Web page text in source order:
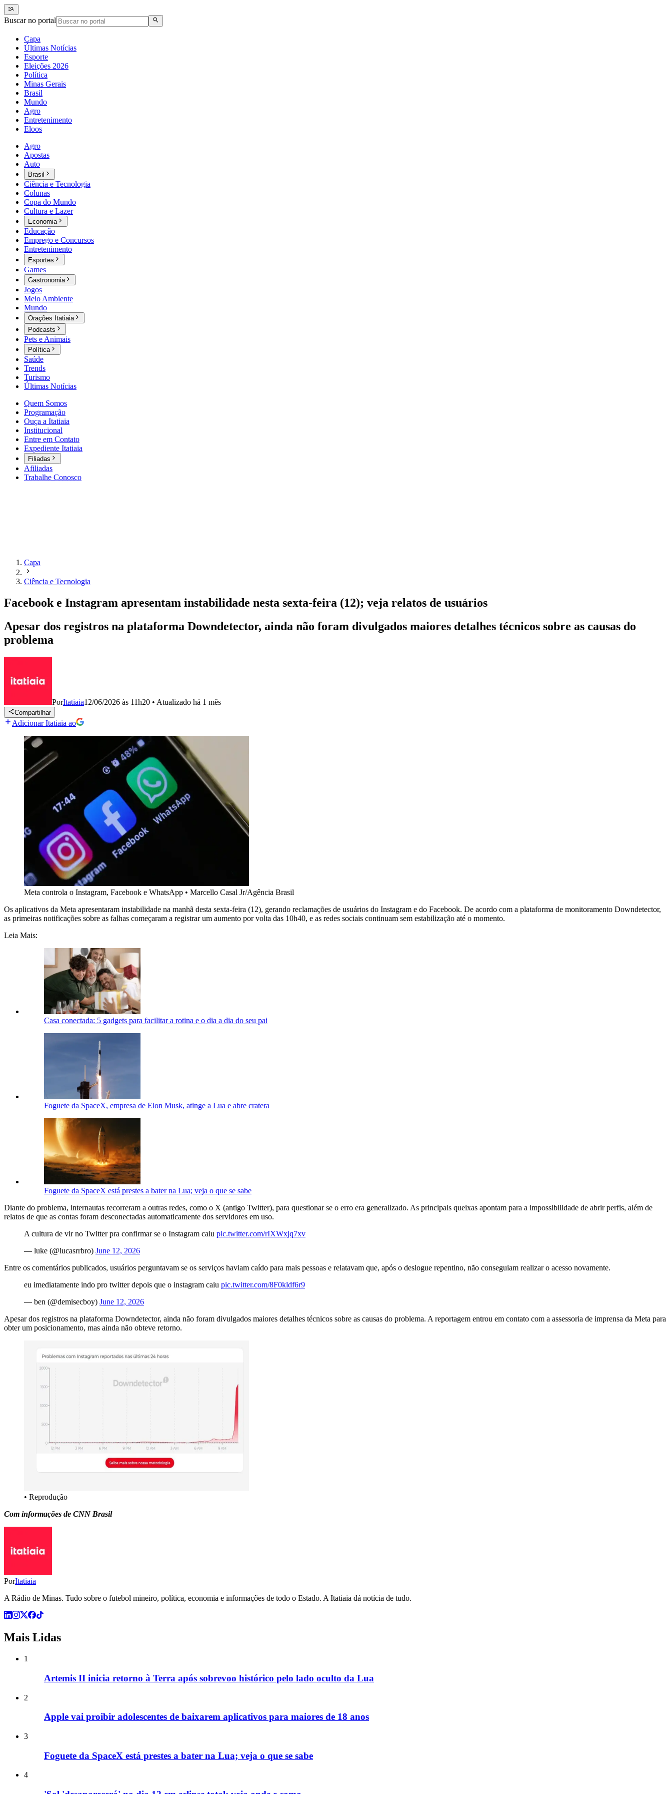
Buscar no portal
Capa
Últimas Notícias
Esporte
Eleições 2026
Política
Minas Gerais
Brasil
Mundo
Agro
Entretenimento
Eloos
Agro
Apostas
Auto
Brasil
Ciência e Tecnologia
Colunas
Copa do Mundo
Cultura e Lazer
Economia
Educação
Emprego e Concursos
Entretenimento
Esportes
Games
Gastronomia
Jogos
Meio Ambiente
Mundo
Orações Itatiaia
Podcasts
Pets e Animais
Política
Saúde
Trends
Turismo
Últimas Notícias
Quem Somos
Programação
Ouça a Itatiaia
Institucional
Entre em Contato
Expediente Itatiaia
Filiadas
Afiliadas
Trabalhe Conosco
Capa
Ciência e Tecnologia
Facebook e Instagram apresentam instabilidade nesta sexta-feira (12); veja relatos de usuários
Apesar dos registros na plataforma Downdetector, ainda não foram divulgados maiores detalhes técnicos sobre as causas do
problema
PorItatiaia12/06/2026 às 11h20 • Atualizado há 1 mês
Compartilhar
Adicionar Itatiaia ao
Meta controla o Instagram, Facebook e WhatsApp • Marcello Casal Jr/Agência Brasil
Os aplicativos da Meta apresentaram instabilidade na manhã desta sexta-feira (12), gerando reclamações de usuários do Instagram e do Facebook. De acordo com a plataforma de monitoramento Downdetector,
as primeiras notificações sobre as falhas começaram a registrar um aumento por volta das 10h40, e as redes sociais continuam sem estabilização até o momento.
Leia Mais:
Casa conectada: 5 gadgets para facilitar a rotina e o dia a dia do seu pai
Foguete da SpaceX, empresa de Elon Musk, atinge a Lua e abre cratera
Foguete da SpaceX está prestes a bater na Lua; veja o que se sabe
Diante do problema, internautas recorreram a outras redes, como o X (antigo Twitter), para questionar se o erro era generalizado. As principais queixas apontam para a impossibilidade de abrir perfis, além de
relatos de que as contas foram desconectadas automaticamente dos servidores em uso.
A cultura de vir no Twitter pra confirmar se o Instagram caiu pic.twitter.com/rIXWxjq7xv
— luke (@lucasrrbro) June 12, 2026
Entre os comentários publicados, usuários perguntavam se os serviços haviam caído para mais pessoas e relatavam que, após o deslogue repentino, não conseguiam realizar o acesso novamente.
eu imediatamente indo pro twitter depois que o instagram caiu pic.twitter.com/8F0kldf6r9
— ben (@demisecboy) June 12, 2026
Apesar dos registros na plataforma Downdetector, ainda não foram divulgados maiores detalhes técnicos sobre as causas do problema. A reportagem entrou em contato com a assessoria de imprensa da Meta para
obter um posicionamento, mas ainda não obteve retorno.
• Reprodução
Com informações de CNN Brasil
PorItatiaia
A Rádio de Minas. Tudo sobre o futebol mineiro, política, economia e informações de todo o Estado. A Itatiaia dá notícia de tudo.
Mais Lidas
1
Artemis II inicia retorno à Terra após sobrevoo histórico pelo lado oculto da Lua
2
Apple vai proibir adolescentes de baixarem aplicativos para maiores de 18 anos
3
Foguete da SpaceX está prestes a bater na Lua; veja o que se sabe
4